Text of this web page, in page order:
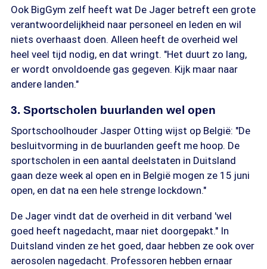
Ook BigGym zelf heeft wat De Jager betreft een grote
verantwoordelijkheid naar personeel en leden en wil
niets overhaast doen. Alleen heeft de overheid wel
heel veel tijd nodig, en dat wringt. "Het duurt zo lang,
er wordt onvoldoende gas gegeven. Kijk maar naar
andere landen."
3. Sportscholen buurlanden wel open
Sportschoolhouder Jasper Otting wijst op België: "De
besluitvorming in de buurlanden geeft me hoop. De
sportscholen in een aantal deelstaten in Duitsland
gaan deze week al open en in België mogen ze 15 juni
open, en dat na een hele strenge lockdown."
De Jager vindt dat de overheid in dit verband 'wel
goed heeft nagedacht, maar niet doorgepakt." In
Duitsland vinden ze het goed, daar hebben ze ook over
aerosolen nagedacht. Professoren hebben ernaar